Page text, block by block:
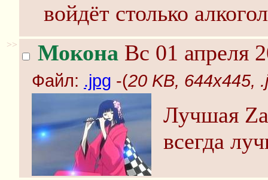
войдёт столько
>> Мокона Вс 01 апреля
Файл: .jpg -(20 KB, 644x445,
Лучшая
всегда